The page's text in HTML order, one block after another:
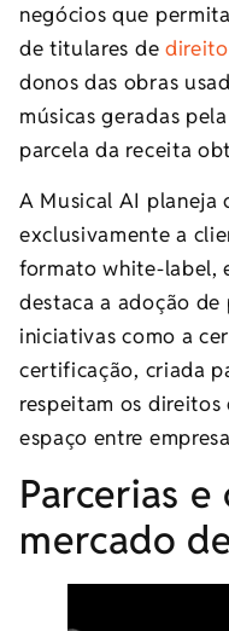
negócios que
de titulares de
donos das obras
músicas geradas
parcela da receita
A Musical AI planeja
exclusivamente a
formato white-label,
destaca a adoção de
iniciativas como a
certificação, criada
respeitam os
espaço entre
Parcerias
mercado